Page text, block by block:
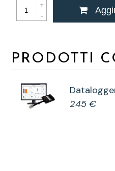
+
-
PRODOTTI
245 €